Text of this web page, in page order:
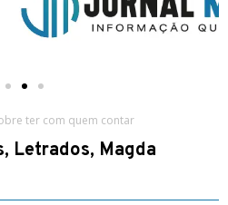
ter com quem contar
, Letrados, Magda